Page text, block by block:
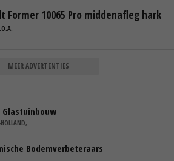
Former 10065 Pro middenafleg hark
MEER ADVERTENTIES
Bodemverbeteraars